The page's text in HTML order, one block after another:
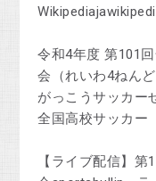
令和4年度 第101
会（れいわ4ねん
がっこうサッカー
全国高校サッカー
【ライブ配信】